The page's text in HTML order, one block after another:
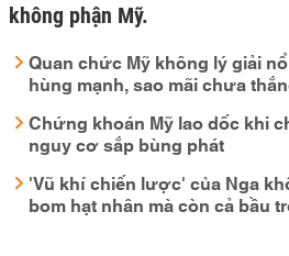
không phận Mỹ.
Quan chức Mỹ không lý giải
hùng mạnh, sao mãi chưa
Chứng khoán Mỹ lao dốc khi
nguy cơ sắp bùng phát
'Vũ khí chiến lược' của Nga
bom hạt nhân mà còn cả bầu